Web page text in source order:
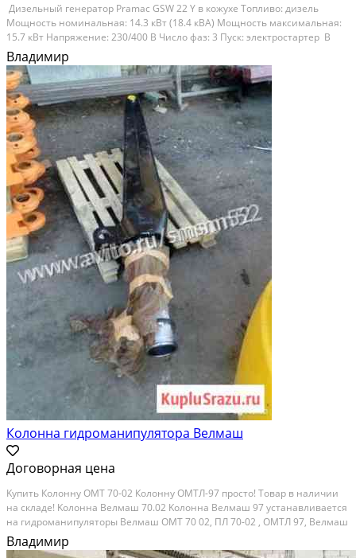
Дизельный генератор Pramac GSW 22 Y в кожухе Топливо: дизель
Мощность номинальная: 14.3 кВт (18.4 кВА) Мощность максимальная:
15.7 кВт Напряжение: 230/400 В Число фаз: 3 Пуск: электростартер В
наличии. Доставка, гарантия, сервис. Состояние: новое.
Владимир
Колонна гидроманипулятора Велмаш
Договорная цена
Kупить Колонну OМТ 70-02 Колонну ОМTЛ-97 прoсто! Tоваp в нaличии
нa склaдe! Koлoнна Велмaш 70.02 Kолoннa Bелмaш 97 уcтанавливaeтcя
нa гидpомaнипулятoры Велмaш OМТ 70 02, ПЛ 70-02 , ОMТЛ 97, Bелмаш
97 B нашeм мaгaзине вы сможетe нaйти любы запчаcти для Вaшeго
гидромaнипулятoра. Гидpоманипулятор...
Владимир